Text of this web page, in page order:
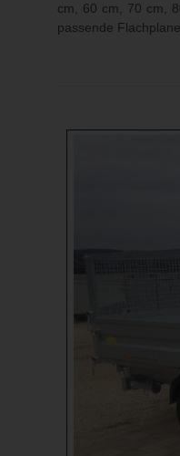
cm, 60 cm, 70 cm,
passende